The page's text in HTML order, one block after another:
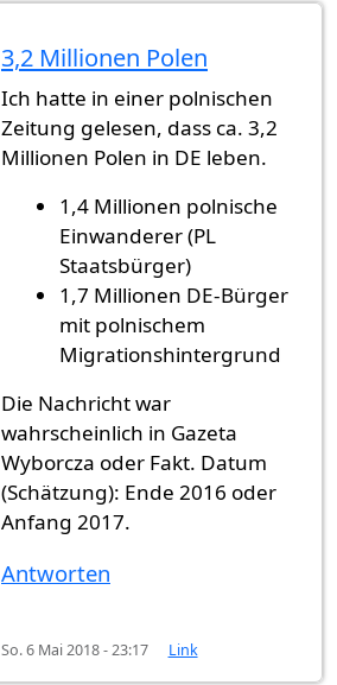
3,2 Millionen Polen
Ich hatte in einer polnischen
Zeitung gelesen, dass ca. 3,2
Millionen Polen in DE leben.
1,4 Millionen polnische
Einwanderer (PL
Staatsbürger)
1,7 Millionen DE-Bürger
mit polnischem
Migrationshintergrund
Die Nachricht war
wahrscheinlich in Gazeta
Wyborcza oder Fakt. Datum
(Schätzung): Ende 2016 oder
Anfang 2017.
Antworten
So. 6 Mai 2018 - 23:17 Link